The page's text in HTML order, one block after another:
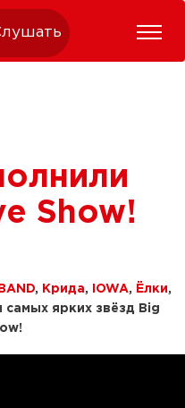
online
Show!
, Крида, IOWA, Ёлки,
самых ярких звёзд Big